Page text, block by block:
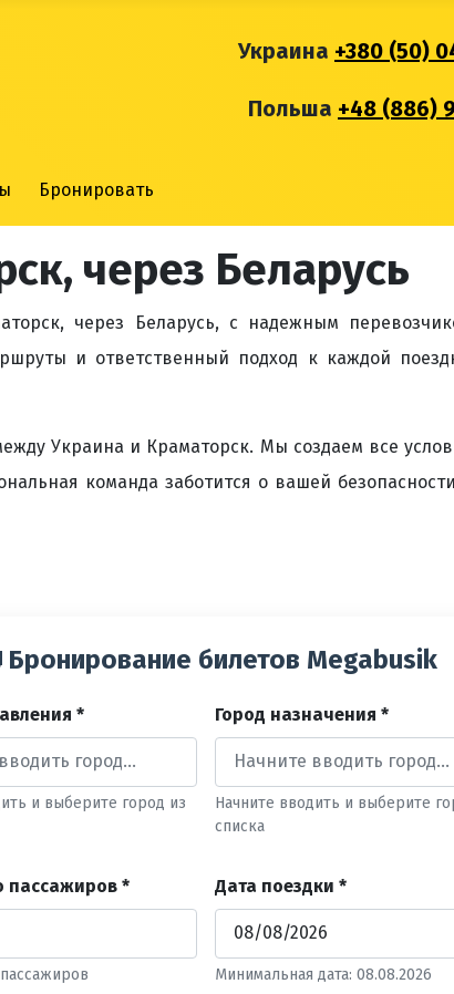
Украина +380 (50)
Польша +48 (886)
Бронировать
через Беларусь
через Беларусь, с надежным
и ответственный подход к каждой
Украина и Краматорск. Мы создаем все
команда заботится о вашей
Бронирование билетов Megabusik
*
и выберите город из
Город назначения *
Начните вводить и выберите
списка
пассажиров * Дата поездки *
Минимальная дата: 08.08.2026